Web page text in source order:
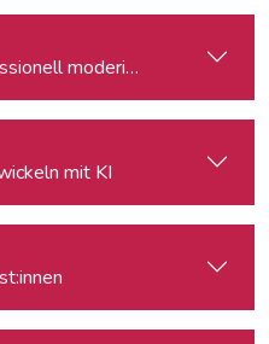
moderieren
mit KI